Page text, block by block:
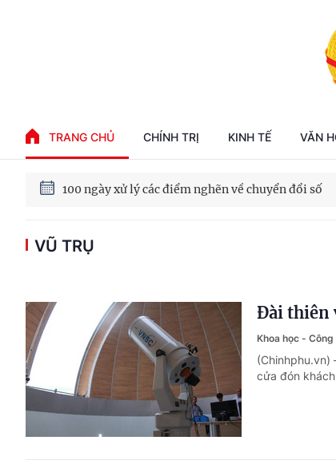
TRANG CHỦ CHÍNH TRỊ KINH TẾ VĂN
100 ngày xử lý các điểm nghẽn về chuyển đổi số
Phát triển kinh tế nhà nước trong kỷ nguyên mới
VŨ TRỤ
Đài thiên
Khoa học - Công
(Chinhphu.vn)
cửa đón